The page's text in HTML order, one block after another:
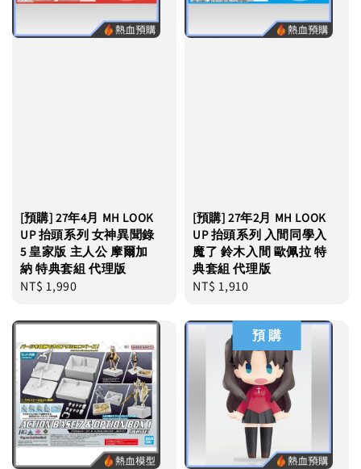
[預購] 27年4月 MH LOOK
UP 抬頭系列 女神異聞錄
5 皇家版 主人公 摩爾加
納 特典套組 代理版
Regular
NT$ 1,990
[預購] 27年2月 MH LOOK
UP 抬頭系列 入間同學入
魔了 鈴木入間 歐佩拉 特
典套組 代理版
Regular
NT$ 1,910
預 購